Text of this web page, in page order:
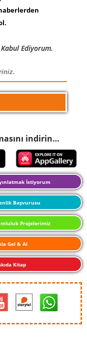
Ediyorum.
indirin…
İstiyorum
Başvurusu
Projelerimiz
Gel & Al
Kitap